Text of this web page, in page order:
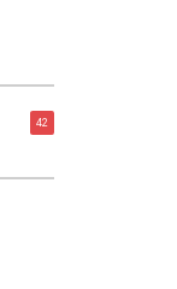
42